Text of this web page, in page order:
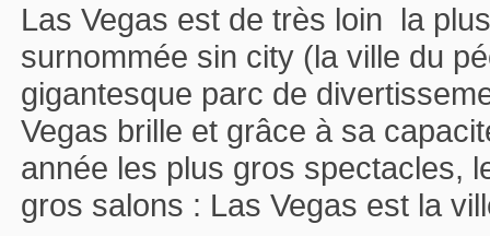
Las Vegas est de très loin la
surnommée sin city (la ville du
gigantesque parc de
Vegas brille et grâce à sa
année les plus gros spectacles,
gros salons : Las Vegas est la